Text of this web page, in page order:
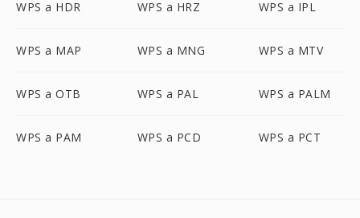
WPS a HDR WPS a HRZ WPS a IPL
WPS a MAP WPS a MNG WPS a MTV
WPS a OTB WPS a PAL WPS a PALM
WPS a PAM WPS a PCD WPS a PCT